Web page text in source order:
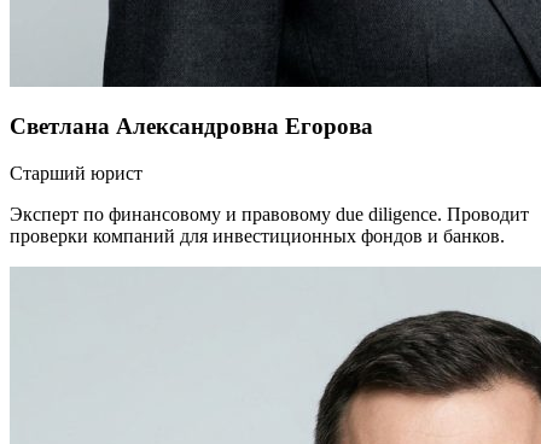
Светлана Александровна Егорова
Старший юрист
Эксперт по финансовому и правовому due diligence. Проводит
проверки компаний для инвестиционных фондов и банков.